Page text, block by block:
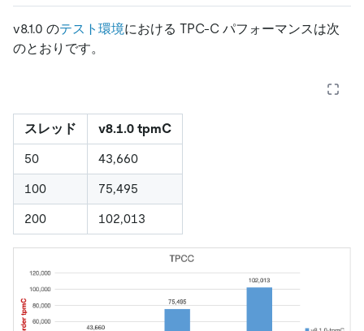
v8.1.0 のテスト環境における TPC-C パフォーマンスは次
のとおりです。
スレッド
v8.1.0 tpmC
50
43,660
100
75,495
200
102,013